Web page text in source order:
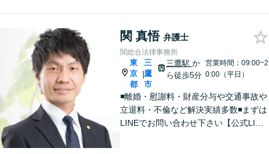
関 真悟 弁護士
関総合法律事務所
東
京
都
|
三
鷹
市
三鷹駅 か
ら徒歩5分
営業時間：09:00~2
0:00（平日）
◾️離婚・慰謝料・財産分与や交通事故や
立退料・不倫など解決実績多数◾️まずは
LINEでお問い合わせ下さい【公式LINE